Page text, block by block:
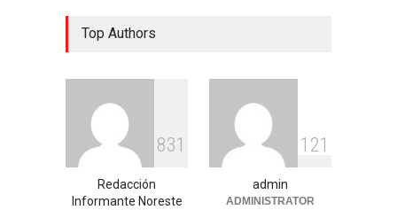
Top Authors
831
Redacción
Informante Noreste
1 21
admin
ADMINISTRATOR